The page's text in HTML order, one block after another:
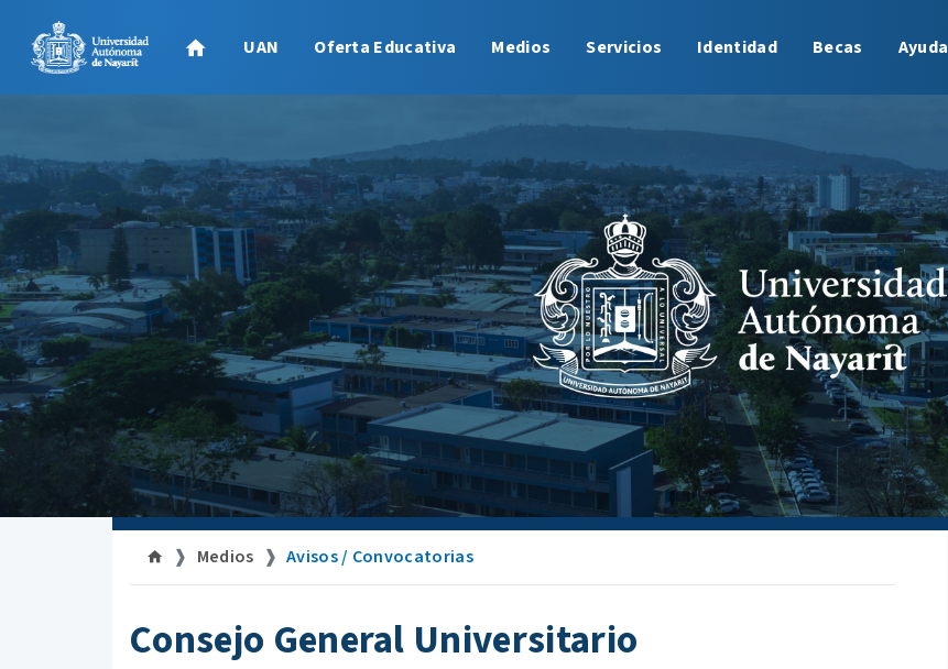
UAN Oferta Educativa Medios Servicios Identidad Becas Ayuda
Medios Avisos / Convocatorias
Consejo General Universitario